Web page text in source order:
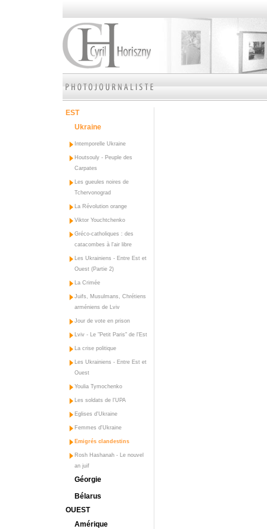
EST
Ukraine
Intemporelle Ukraine
Houtsouly - Peuple des
Carpates
Les gueules noires de
Tchervonograd
La Révolution orange
Viktor Youchtchenko
Gréco-catholiques : des
catacombes à l'air libre
Les Ukrainiens - Entre Est et
Ouest (Partie 2)
La Crimée
Juifs, Musulmans, Chrétiens
arméniens de Lviv
Jour de vote en prison
Lviv - Le "Petit Paris" de l'Est
La crise politique
Les Ukrainiens - Entre Est et
Ouest
Youlia Tymochenko
Les soldats de l'UPA
Eglises d'Ukraine
Femmes d'Ukraine
Emigrés clandestins
Rosh Hashanah - Le nouvel
an juif
Géorgie
Bélarus
OUEST
Amérique